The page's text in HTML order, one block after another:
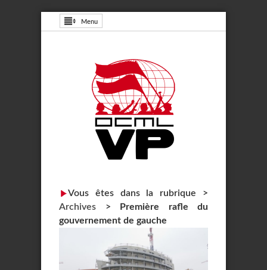
Menu
Vous êtes dans la rubrique >
Archives >
Première rafle du
gouvernement de gauche